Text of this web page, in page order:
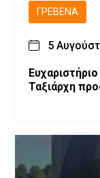
ΓΡΕΒΕΝΆ
5
Ταξιάρχη